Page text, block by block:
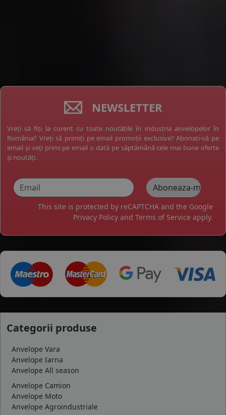
NEWSLETTER
Vreți să fiți la curent cu toate noutățile în industria anvelopelor în
România? Vreți să primiți pe email promoții exclusive? Abonați-vă pe
email și veți primi pe email o dată pe săptămână cele mai bune oferte
și noutăți.
This site is protected by reCAPTCHA and the Google
Privacy Policy and Terms of Service apply.
Categorii produse
Anvelope Vara
Anvelope Iarna
Anvelope All season
Anvelope Camion
Anvelope Moto
Anvelope Agroindustriale